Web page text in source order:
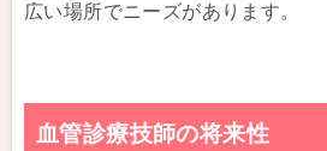
広い場所でニーズがあります。
血管診療技師の将来性